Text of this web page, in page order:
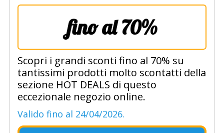
fino al 70%
Scopri i grandi sconti fino al 70% su
tantissimi prodotti molto scontatti della
sezione HOT DEALS di questo
eccezionale negozio online.
Valido fino al 24/04/2026.